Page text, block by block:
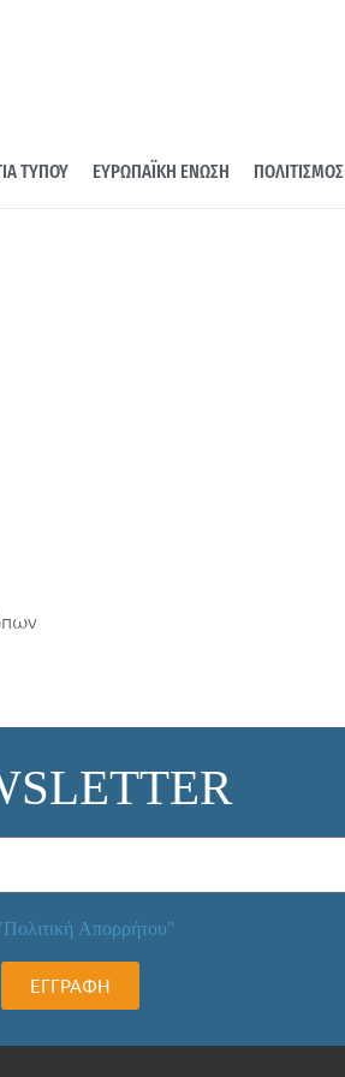
ΤΥΠΟΥ ΕΥΡΩΠΑΪΚΗ ΕΝΩΣΗ ΠΟΛΙΤΙΣΜΟΣ
Απορρήτου"
ΕΓΓΡΑΦΗ